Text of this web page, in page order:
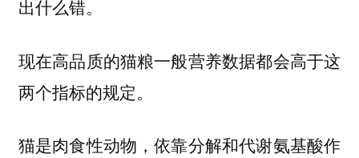
出什么错。
现在高品质的猫粮一般营养数据都会高于这
两个指标的规定。
猫是肉食性动物，依靠分解和代谢氨基酸作